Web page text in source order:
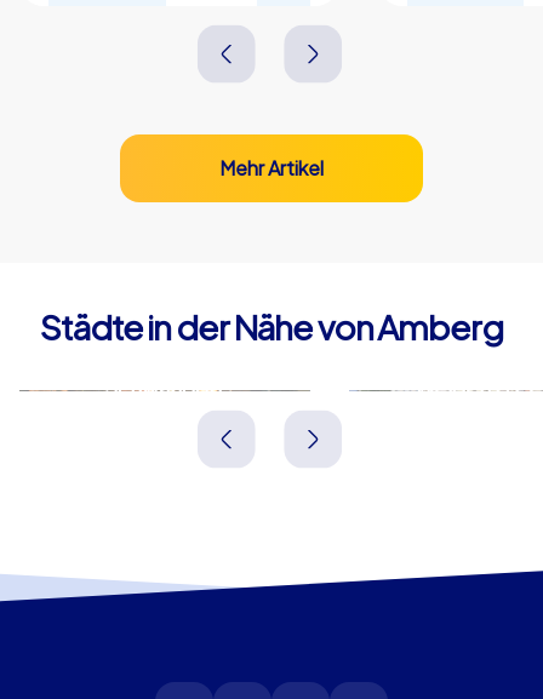
Mehr Artikel
Städte in der Nähe von Amberg
Schwandorf
Deutschland
Weiden i.d.